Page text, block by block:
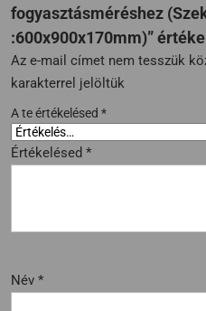
fogyasztásméréshez
:600x900x170mm)”
Az e-mail címet nem tesszük
karakterrel jelöltük
A te értékelésed *
Értékelésed *
Név *